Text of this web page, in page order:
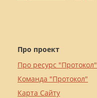
Про проект
Про ресурс "Протокол"
Команда "Протокол"
Карта Сайту